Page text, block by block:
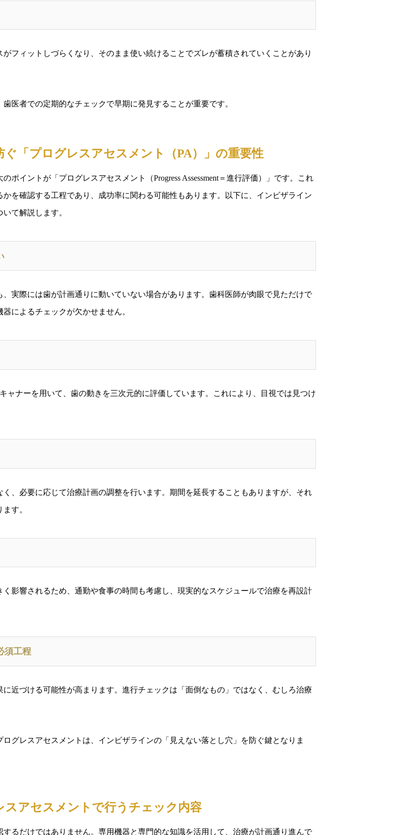
フィットしづらくなり、そのまま使い続けることでズレが蓄積されていくことがあり
医者での定期的なチェックで早期に発見することが重要です。
「プログレスアセスメント（PA）」の重要性
ポイントが「プログレスアセスメント（Progress Assessment＝進行評価）」です。これ
を確認する工程であり、成功率に関わる可能性もあります。以下に、インビザライン
て解説します。
実際には歯が計画通りに動いていない場合があります。歯科医師が肉眼で見ただけで
によるチェックが欠かせません。
ャナーを用いて、歯の動きを三次元的に評価しています。これにより、目視では見つけ
、必要に応じて治療計画の調整を行います。期間を延長することもありますが、それ
す。
影響されるため、通勤や食事の時間も考慮し、現実的なスケジュールで治療を再設計
須工程
近づける可能性が高まります。進行チェックは「面倒なもの」ではなく、むしろ治療
グレスアセスメントは、インビザラインの「見えない落とし穴」を防ぐ鍵となりま
アセスメントで行うチェック内容
るだけではありません。専用機器と専門的な知識を活用して、治療が計画通り進んで